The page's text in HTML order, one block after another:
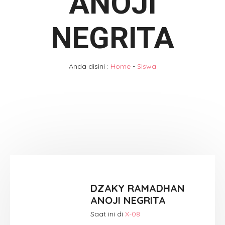
NEGRITA
Anda disini : Home - Siswa
DZAKY RAMADHAN
ANOJI NEGRITA
Saat ini diX-08